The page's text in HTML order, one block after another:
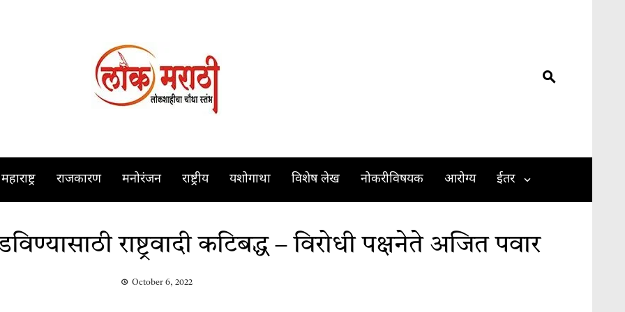
महाराष्ट्र राजकारण मनोरंजन राष्ट्रीय यशोगाथा विशेष लेख नोकरीविषयक आरोग्य ईतर
राष्ट्रवादी कटिबद्ध – विरोधी पक्षनेते अजित पवार
October 6, 2022